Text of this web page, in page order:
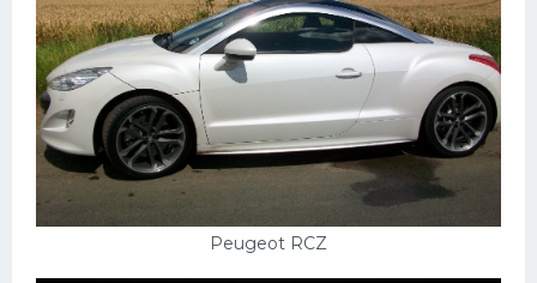
Peugeot RCZ